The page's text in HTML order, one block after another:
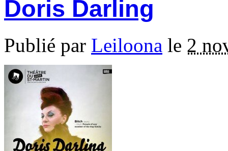
Doris Darling
Publié par Leiloona le 2